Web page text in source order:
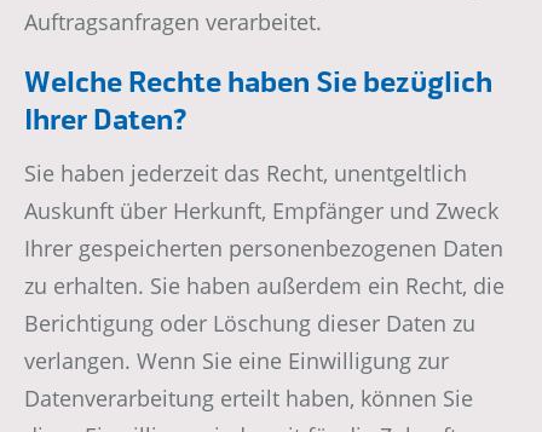
Auftragsanfragen verarbeitet.
Welche Rechte haben Sie bezüglich
Ihrer Daten?
Sie haben jederzeit das Recht, unentgeltlich
Auskunft über Herkunft, Empfänger und Zweck
Ihrer gespeicherten personenbezogenen Daten
zu erhalten. Sie haben außerdem ein Recht, die
Berichtigung oder Löschung dieser Daten zu
verlangen. Wenn Sie eine Einwilligung zur
Datenverarbeitung erteilt haben, können Sie